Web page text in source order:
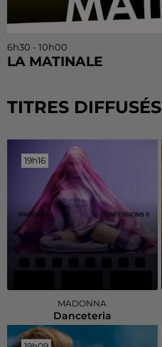
6h30 - 10h00
LA MATINALE
TITRES DIFFUSÉS
19h16
19h16
MADONNA
Danceteria